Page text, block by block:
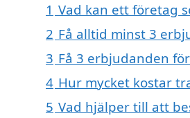
1 Vad kan ett företag
2 Få alltid minst 3
3 Få 3 erbjudanden
4 Hur mycket kostar
5 Vad hjälper till att